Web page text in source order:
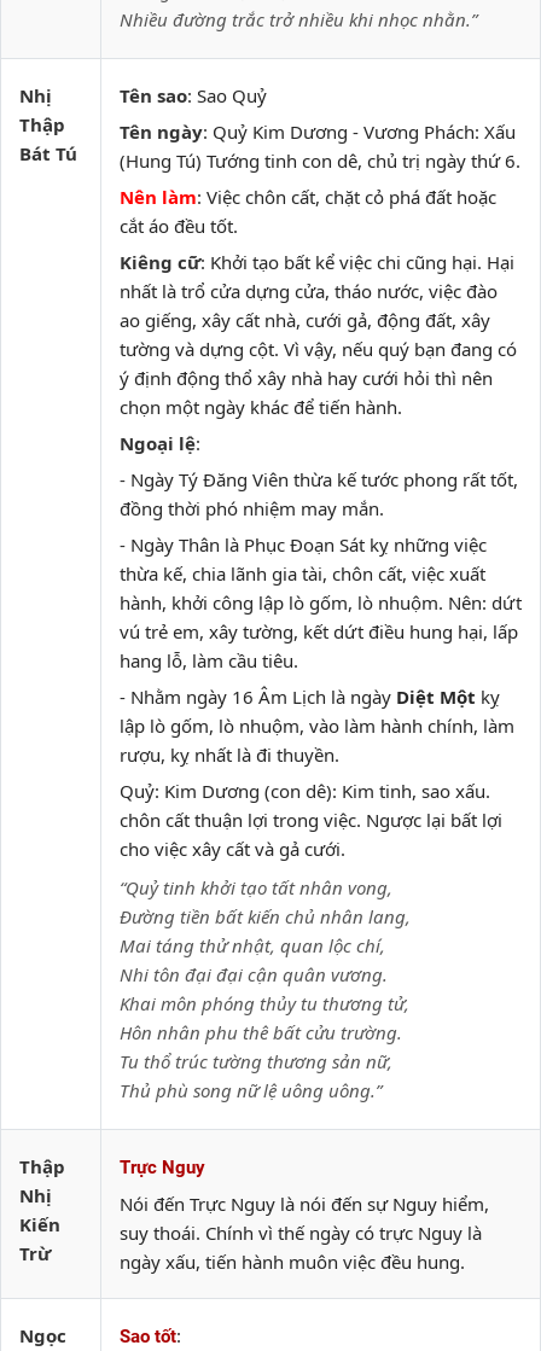
Nhiều đường trắc trở nhiều khi nhọc nhằn.”
Nhị
Thập
Bát Tú
Tên sao: Sao Quỷ
Tên ngày: Quỷ Kim Dương - Vương Phách: Xấu
(Hung Tú) Tướng tinh con dê, chủ trị ngày thứ 6.
Nên làm: Việc chôn cất, chặt cỏ phá đất hoặc
cắt áo đều tốt.
Kiêng cữ: Khởi tạo bất kể việc chi cũng hại. Hại
nhất là trổ cửa dựng cửa, tháo nước, việc đào
ao giếng, xây cất nhà, cưới gả, động đất, xây
tường và dựng cột. Vì vậy, nếu quý bạn đang có
ý định động thổ xây nhà hay cưới hỏi thì nên
chọn một ngày khác để tiến hành.
Ngoại lệ:
- Ngày Tý Đăng Viên thừa kế tước phong rất tốt,
đồng thời phó nhiệm may mắn.
- Ngày Thân là Phục Đoạn Sát kỵ những việc
thừa kế, chia lãnh gia tài, chôn cất, việc xuất
hành, khởi công lập lò gốm, lò nhuộm. Nên: dứt
vú trẻ em, xây tường, kết dứt điều hung hại, lấp
hang lỗ, làm cầu tiêu.
- Nhằm ngày 16 Âm Lịch là ngày Diệt Một kỵ
lập lò gốm, lò nhuộm, vào làm hành chính, làm
rượu, kỵ nhất là đi thuyền.
Quỷ: Kim Dương (con dê): Kim tinh, sao xấu.
chôn cất thuận lợi trong việc. Ngược lại bất lợi
cho việc xây cất và gả cưới.
“Quỷ tinh khởi tạo tất nhân vong,
Đường tiền bất kiến chủ nhân lang,
Mai táng thử nhật, quan lộc chí,
Nhi tôn đại đại cận quân vương.
Khai môn phóng thủy tu thương tử,
Hôn nhân phu thê bất cửu trường.
Tu thổ trúc tường thương sản nữ,
Thủ phù song nữ lệ uông uông.”
Thập
Nhị
Kiến
Trừ
Trực Nguy
Nói đến Trực Nguy là nói đến sự Nguy hiểm,
suy thoái. Chính vì thế ngày có trực Nguy là
ngày xấu, tiến hành muôn việc đều hung.
Ngọc
Sao tốt: